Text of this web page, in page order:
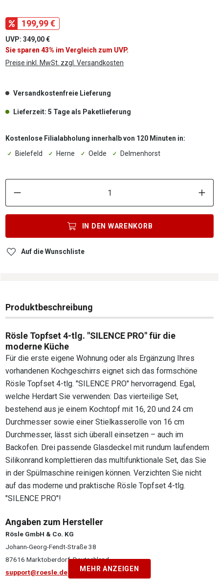
199,99 €
UVP: 349,00 €
Sie sparen 43% im Vergleich zum UVP.
Preise inkl. MwSt. zzgl. Versandkosten
Versandkostenfreie Lieferung
Lieferzeit: 5 Tage als Paketlieferung
Kostenlose Filialabholung innerhalb von 120 Minuten in:
Bielefeld
Herne Oelde Delmenhorst
IN DEN WARENKORB
Auf die Wunschliste
Produktbeschreibung
Rösle Topfset 4-tlg. "SILENCE PRO" für die
moderne Küche
Für die erste eigene Wohnung oder als Ergänzung Ihres
vorhandenen Kochgeschirrs eignet sich das formschöne
Rösle Topfset 4-tlg. "SILENCE PRO" hervorragend. Egal,
welche Herdart Sie verwenden: Das vierteilige Set,
bestehend aus je einem Kochtopf mit 16, 20 und 24 cm
Durchmesser sowie einer Stielkasserolle von 16 cm
Durchmesser, lässt sich überall einsetzen – auch im
Backofen. Drei passende Glasdeckel mit rundum laufendem
Silikonrand komplettieren das multifunktionale Set, das Sie
in der Spülmaschine reinigen können. Verzichten Sie nicht
auf das moderne und praktische Rösle Topfset 4-tlg.
"SILENCE PRO"!
Angaben zum Hersteller
Rösle GmbH & Co. KG
Johann-Georg-Fendt-Straße 38
87616 Marktoberdorf, Deutschland
support@roesle.de
MEHR ANZEIGEN